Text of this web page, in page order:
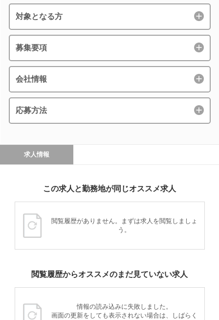
対象となる方
募集要項
会社情報
応募方法
求人情報
この求人と勤務地が同じオススメ求人
閲覧履歴がありません。まずは求人を閲覧しましょ
う。
閲覧履歴からオススメのまだ見ていない求人
情報の読み込みに失敗しました。
画面の更新をしても表示されない場合は、しばらく